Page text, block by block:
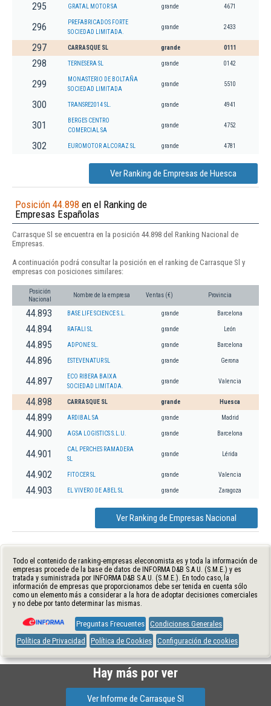
295 GRATAL MOTOR SA grande 4671
296
PREFABRICADOS FORTE
SOCIEDAD LIMITADA.
grande 2433
297 CARRASQUE SL grande 0111
298 TERNESERA SL grande 0142
299
MONASTERIO DE BOLTAÑA
SOCIEDAD LIMITADA
grande 5510
300 TRANSRE2014 SL. grande 4941
301
BERGES CENTRO
COMERCIAL SA
grande 4752
302 EUROMOTOR ALCORAZ SL grande 4781
Ver Ranking de Empresas de Huesca
Posición 44.898 en el Ranking de
Empresas Españolas
Carrasque Sl se encuentra en la posición 44.898 del Ranking Nacional de
Empresas.
A continuación podrá consultar la posición en el ranking de Carrasque Sl y
empresas con posiciones similares:
Posición
Nacional
Nombre de la empresa Ventas (€) Provincia
44.893 BASE LIFE SCIENCE S.L. grande Barcelona
44.894 RAFALI SL grande León
44.895 ADPONE SL. grande Barcelona
44.896 ESTEVENATUR SL grande Gerona
44.897
ECO RIBERA BAIXA
SOCIEDAD LIMITADA.
grande Valencia
44.898 CARRASQUE SL grande Huesca
44.899 ARDIBAL SA grande Madrid
44.900 AGSA LOGISTICS S.L.U. grande Barcelona
44.901
CAL PERCHES RAMADERA
SL
grande Lérida
44.902 FITOCER SL grande Valencia
44.903 EL VIVERO DE ABEL SL grande Zaragoza
Ver Ranking de Empresas Nacional
Todo el contenido de ranking-empresas.eleconomista.es y toda la información de
empresas procede de la base de datos de INFORMA D&B S.A.U. (S.M.E.) y es
tratada y suministrada por INFORMA D&B S.A.U. (S.M.E.). En todo caso, la
información de empresas que proporcionamos debe ser tenida en cuenta sólo
como un elemento más a considerar a la hora de adoptar decisiones comerciales
y no debe por tanto determinar las mismas.
Preguntas Frecuentes Condiciones Generales
Política de Privacidad
Política de Cookies Configuración de cookies
Hay más por ver
Ver Informe de Carrasque Sl